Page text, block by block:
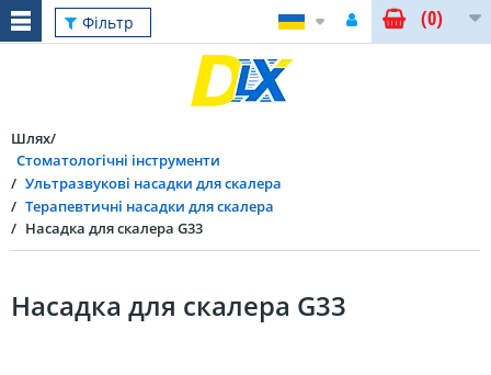
Фільтр (0)
Шлях
Стоматологічні інструменти
Ультразвукові насадки для скалера
Терапевтичні насадки для скалера
Насадка для скалера G33
Насадка для скалера G33